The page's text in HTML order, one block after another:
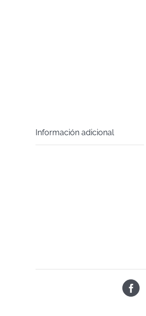
Información adicional